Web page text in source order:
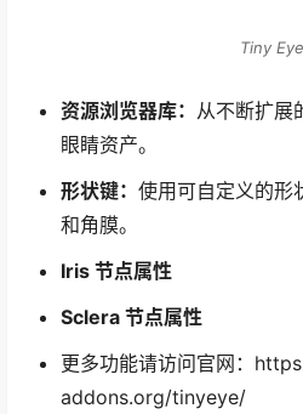
Tiny Eye
资源浏览器库： 从不断扩展
眼睛资产。
形状键： 使用可自定义的形
和角膜。
Iris 节点属性
Sclera 节点属性
更多功能请访问官网：
addons.org/tinyeye/